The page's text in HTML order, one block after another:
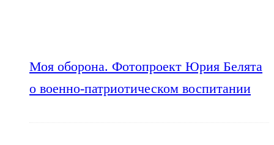
Моя оборона. Фотопроект Юрия Белята
о военно-патриотическом воспитании